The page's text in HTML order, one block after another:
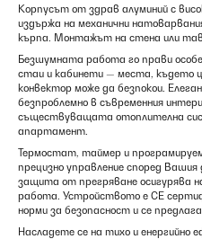
Корпусът от здрав алуминий с
издържа на механични
кърпа. Монтажът на стена или
Безшумната работа го прави
стаи и кабинети — места, където
конвектор може да безпокои.
безпроблемно в съвременния
съществуващата отоплителна
апартамент.
Термостат, таймер и
прецизно управление според
защита от прегряване осигурява
работа. Устройството е CE
норми за безопасност и се
Насладете се на тихо и